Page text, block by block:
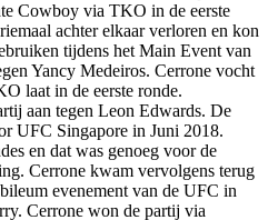
Cowboy via TKO in de eerste
achter elkaar verloren en kon
tijdens het Main Event van
Yancy Medeiros. Cerrone vocht
laat in de eerste ronde.
aan tegen Leon Edwards. De
UFC Singapore in Juni 2018.
en dat was genoeg voor de
Cerrone kwam vervolgens terug
evenement van de UFC in
Cerrone won de partij via